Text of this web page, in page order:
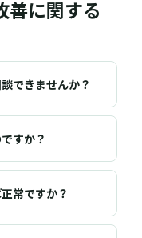
善に関する
できませんか？
すか？
常ですか？